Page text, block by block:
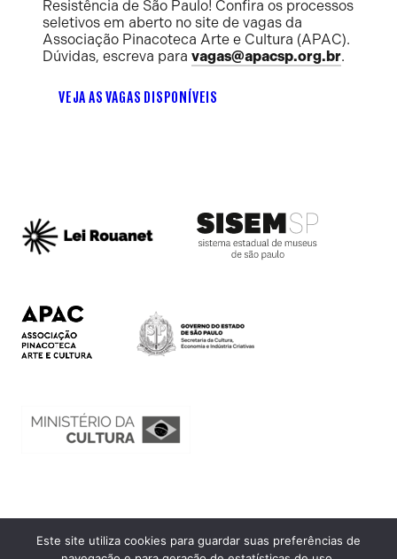
Resistência de São Paulo! Confira os processos
seletivos em aberto no site de vagas da
Associação Pinacoteca Arte e Cultura (APAC).
Dúvidas, escreva para vagas@apacsp.org.br.
VEJA AS VAGAS DISPONÍVEIS
Ouvidoria
Este site utiliza cookies para guardar suas preferências de